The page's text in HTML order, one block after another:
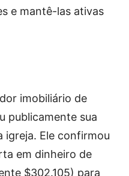
e mantê-las ativas
imobiliário de
publicamente sua
igreja. Ele confirmou
em dinheiro de
$302.105) para